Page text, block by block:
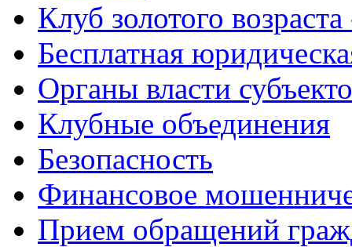
Клуб золотого
Бесплатная
Органы власти
Клубные объединения
Безопасность
Финансовое
Прием обращений